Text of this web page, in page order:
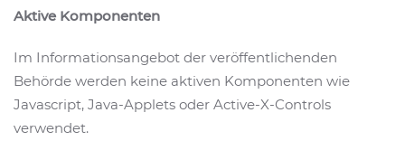
Aktive Komponenten
Im Informationsangebot der veröffentlichenden
Behörde werden keine aktiven Komponenten wie
Javascript, Java-Applets oder Active-X-Controls
verwendet.